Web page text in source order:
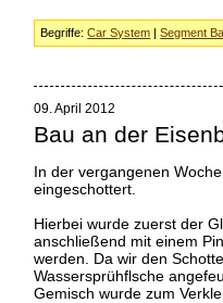
Begriffe:Car System |Segment
09. April 2012
Bau an der
In der vergangenen
eingeschottert.
Hierbei wurde zuerst der
anschließend mit einem
werden. Da wir den
Wassersprühflsche
Gemisch wurde zum